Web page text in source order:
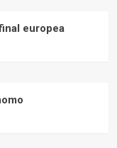
europea